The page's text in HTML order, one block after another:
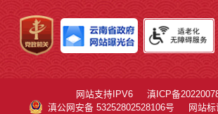
网站支持IPV6
滇ICP备
滇公网安备 53252802528106号
网站